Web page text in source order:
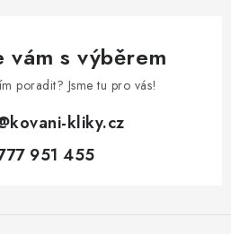
vám s výběrem
poradit? Jsme tu pro vás!
kovani-kliky.cz
951 455